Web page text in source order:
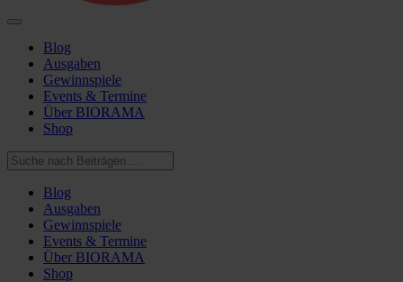
Blog
Ausgaben
Gewinnspiele
Events & Termine
Über BIORAMA
Shop
Blog
Ausgaben
Gewinnspiele
Events & Termine
Über BIORAMA
Shop